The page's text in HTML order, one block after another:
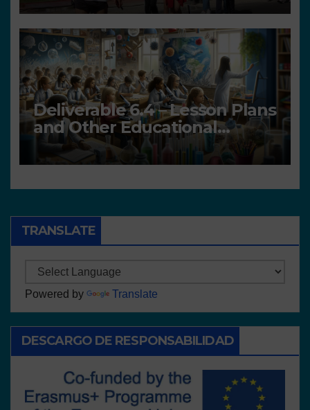
Deliverable 6.4 – Lesson Plans
and Other Educational
resources
TRANSLATE
Powered by Translate
DESCARGO DE RESPONSABILIDAD